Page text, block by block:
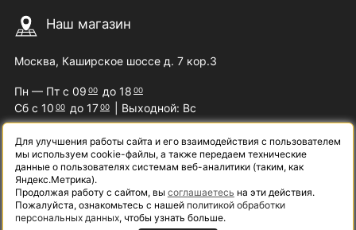
Наш магазин
Москва, Каширское шоссе д. 7 кор.3
Пн — Пт с 09 00 до 18 00
Сб с 10 00 до 1700 | Выходной: Вс
Наши контакты
8 (800) 200-09-07
info@samelectro.ru
Для улучшения работы сайта и его взаимодействия с пользователем
мы используем cookie-файлы, а также передаем технические
данные о пользователях системам веб-аналитики (таким, как
Яндекс.Метрика).
Продолжая работу с сайтом, вы соглашаетесь на эти действия.
Пожалуйста, ознакомьтесь с нашей политикой обработки
персональных данных, чтобы узнать больше.